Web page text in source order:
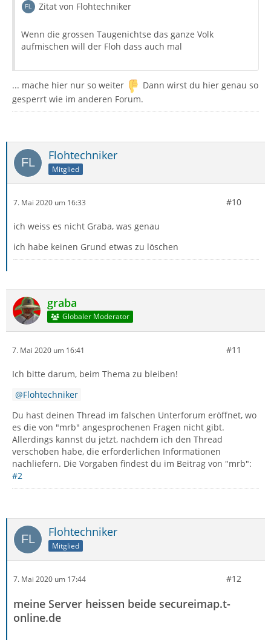
Zitat von Flohtechniker
Wenn die grossen Taugenichtse das ganze Volk
aufmischen will der Floh dass auch mal
... mache hier nur so weiter
Dann wirst du hier genau so
gesperrt wie im anderen Forum.
Flohtechniker
Mitglied
7. Mai 2020 um 16:33 #10
ich weiss es nicht Graba, was genau
ich habe keinen Grund etwas zu löschen
graba
Globaler Moderator
7. Mai 2020 um 16:41 #11
Ich bitte darum, beim Thema zu bleiben!
Flohtechniker
Du hast deinen Thread im falschen Unterforum eröffnet, wo
es die von "mrb" angesprochenen Fragen nicht gibt.
Allerdings kannst du jetzt, nachdem ich den Thread
verschoben habe, die erforderlichen Informationen
nachliefern. Die Vorgaben findest du im Beitrag von "mrb":
#2
Flohtechniker
Mitglied
7. Mai 2020 um 17:44 #12
meine Server heissen beide secureimap.t-
online.de